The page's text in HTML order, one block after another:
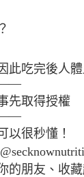
此吃完後人
先取得授權
以很秒懂！
的朋友、收
腸道壞菌、暴飲